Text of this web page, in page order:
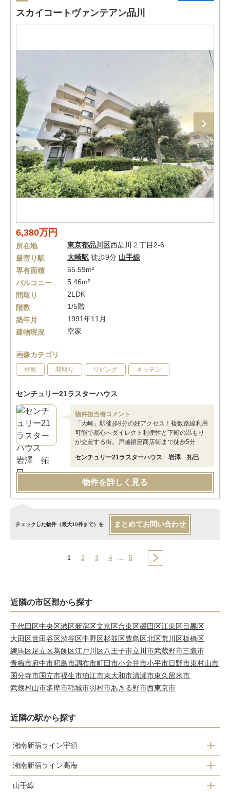
スカイコートヴァンテアン品川
6,380万円
所在地 東京都品川区西品川２丁目2-6
最寄り駅
大崎駅 徒歩9分 山手線
専有面積
55.59m²
バルコニー
5.46m²
間取り
2LDK
階数
1/5階
築年月
1991年11月
建物現況
空家
画像カテゴリ
外観 間取り リビング キッチン
センチュリー21ラスターハウス
物件担当者コメント
「大崎」駅徒歩9分の好アクセス！複数路線利用
可能で都心へダイレクト利便性と下町の温もり
が交差する街。戸越銀座商店街まで徒歩5分
センチュリー21ラスターハウス 岩澤 拓巳
物件を詳しく見る
チェックした物件（最大10件まで）を まとめてお問い合わせ
1 2 3 4 … 5
近隣の市区郡から探す
千代田区中央区港区新宿区文京区台東区墨田区江東区目黒区
大田区世田谷区渋谷区中野区杉並区豊島区北区荒川区板橋区
練馬区足立区葛飾区江戸川区八王子市立川市武蔵野市三鷹市
青梅市府中市昭島市調布市町田市小金井市小平市日野市東村山市
国分寺市国立市福生市狛江市東大和市清瀬市東久留米市
武蔵村山市多摩市稲城市羽村市あきる野市西東京市
近隣の駅から探す
湘南新宿ライン宇須
新宿
渋谷
湘南新宿ライン高海
新宿
山手線